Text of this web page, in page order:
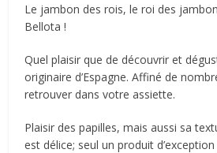
Le jambon des rois, le roi des
Bellota !
Quel plaisir que de découvrir et
originaire d’Espagne. Affiné de
retrouver dans votre assiette.
Plaisir des papilles, mais aussi sa
est délice; seul un produit